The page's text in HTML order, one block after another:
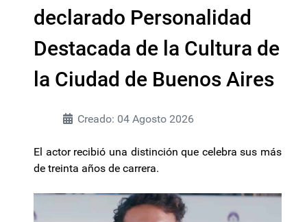
declarado Personalidad
Destacada de la Cultura de
la Ciudad de Buenos Aires
Creado: 04 Agosto 2026
El actor recibió una distinción que celebra sus más
de treinta años de carrera.